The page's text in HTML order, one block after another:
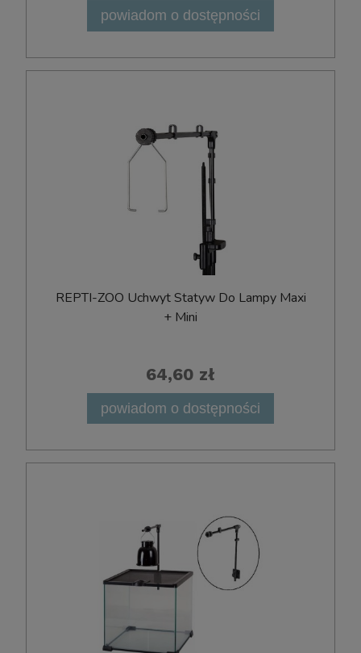
powiadom o dostępności
REPTI-ZOO Uchwyt Statyw Do Lampy Maxi
+ Mini
64,60 zł
powiadom o dostępności